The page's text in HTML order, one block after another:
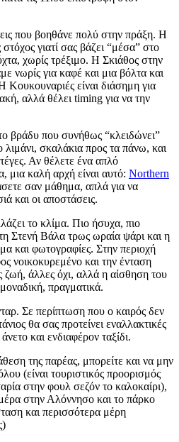
που βοηθάνε πολύ στην πράξη. Η
γιατί σας βάζει “μέσα” στο
χωρίς τρέξιμο. Η Σκιάθος στην
νωρίς για καφέ και μια βόλτα και
Κουκουναριές είναι διάσημη για
αλλά θέλει timing για να την
βράδυ που συνήθως “κλειδώνει”
σκαλάκια προς τα πάνω, και
Αν θέλετε ένα απλό
μια καλή αρχή είναι αυτό: Northern
σαν μάθημα, απλά για να
και οι αποστάσεις.
το κλίμα. Πιο ήσυχα, πιο
Στενή Βάλα τρως ωραία ψάρι και η
και φωτογραφίες. Στην περιοχή
νοικοκυρεμένο και την ένταση
ζωή, άλλες όχι, αλλά η αίσθηση του
πραγματικά.
Σε περίπτωση που ο καιρός δεν
θα σας προτείνει εναλλακτικές
και ενδιαφέρον ταξίδι.
της παρέας, μπορείτε και να μην
(είναι τουριστικός προορισμός
στην φουλ σεζόν το καλοκαίρι),
στην Αλόννησο και το πάρκο
και περισσότερα μέρη